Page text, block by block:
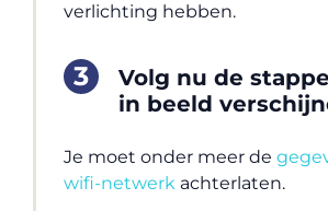
verlichting hebben.
Volg nu de
in beeld
Je moet onder meer de
wifi-netwerk achterlaten.